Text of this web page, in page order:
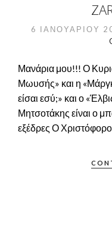
6 ΙΑΝΟΥΑΡΊΟΥ
Μανάρια μου!!! Ο
Μωυσής» και η
είσαι εσύ;» και ο
Μητσοτάκης είναι ο
εξέδρες Ο